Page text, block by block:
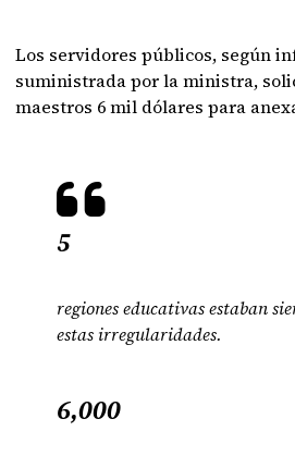
Los servidores públicos, según
suministrada por la ministra,
maestros 6 mil dólares para
5
regiones educativas estaban
estas irregularidades.
6,000